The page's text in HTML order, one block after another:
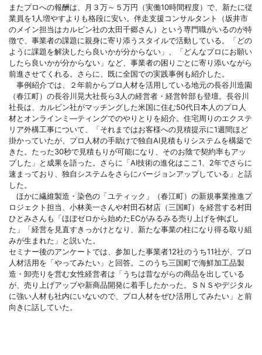
またプロへの報酬は、月３万～５万円（実働10時間程度）で、新たに従
業員を1人増やすよりも格段に安い。伴走支援コンサルタント（坂井市
のメイン担当はカルビン社の太田千郷さん）という専門職がいるのが特
徴で、事業者の課題に親身に寄り添うスタイルで活動している。「どの
ように課題を解決したら良いかが分からない」、「どんなプロにお願い
したら良いかが分からない」など、事業者の困りごとに寄り添いながら
前進させてくれる。さらに、既に全国での実践事例も紹介した。
事例紹介では、２年前からプロ人材を活用している地元の長谷川造園
（春江町）の長谷川晃大社長ら3人の経営者・経営幹部も登壇。長谷川
社長は、カルビン社がマッチングした米国に住む50代日本人のプロ人
材とオンラインミ―ティングでのやりとりを紹介。住宅周りのエクステ
リア外構工事について、「それまではお客様への見積提示に1週間ほど
掛かっていたが、プロ人材の手助けで独自AI見積もりシステムを構築で
きた。たった30秒で見積もりが可能になり、そのお陰で契約率もアッ
プした」と成果を語った。さらに「AI技術の進化はここ1、2年でさらに
速まっており、独自システムをさらにバージョンアップしている」と話
した。
ほかに繊維製造・染色の「ユティック」（春江町）の新規事業推進プ
ロジェクト担当、小林美一さんや村田石材店（三国町）を経営する村田
ひとみさんも「ほぼゼロから始めたECがみるみる売り上げを伸ばし
た」「経営を見直すきっかけとなり、新たな事業の柱になり得る取り組
みが生まれた」と説いた。
セミナー後のアンケートでは、参加した事業者12社のうち11社が、プロ
人材活用を「やってみたい」と回答。このうち三国町で海鮮加工品製
造・卸売りを営む女性経営者は「うちは昔ながらの商品を出している
が、売り上げアップや新商品開発に着手したかった。ＳＮＳやデジタル
に強い人材も社内にいないので、プロ人材をぜひ活用してみたい」と前
向きに話していた。